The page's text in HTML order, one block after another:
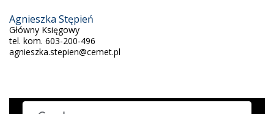
Agnieszka Stępień
Główny Księgowy
tel. kom. 603-200-496
agnieszka.stepien@cemet.pl